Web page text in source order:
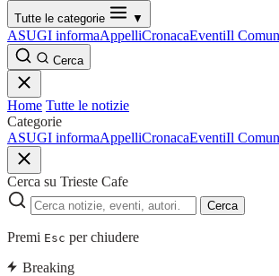
Tutte le categorie ▼
ASUGI informaAppelliCronacaEventiIl
Cerca
Home Tutte le notizie
Categorie
ASUGI informaAppelliCronacaEventiIl
Cerca su Trieste Cafe
Cerca
Premi Esc per chiudere
Breaking